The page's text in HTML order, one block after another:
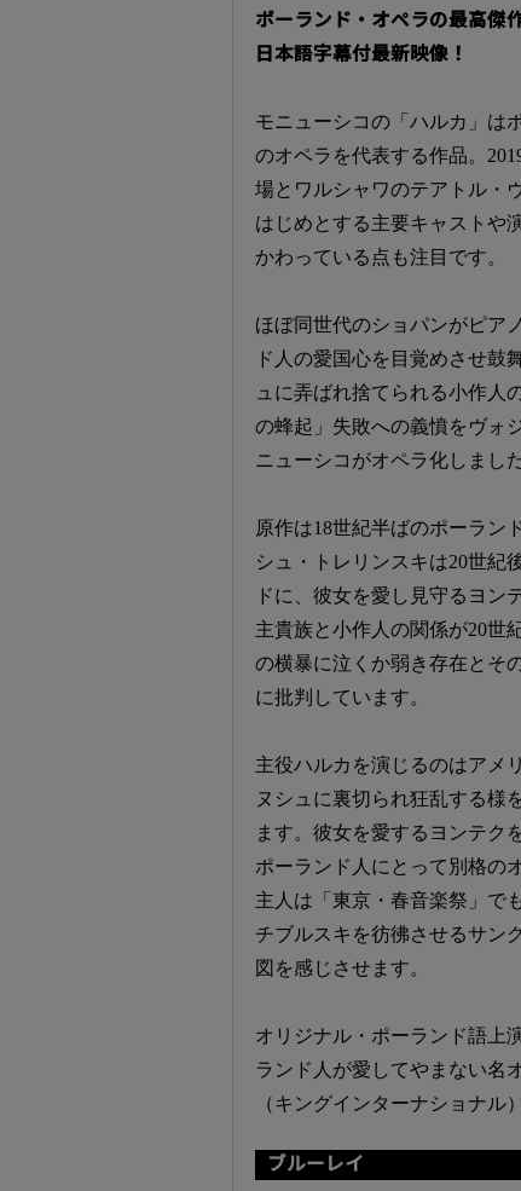
ポーランド・オペラの最高傑
日本語字幕付最新映像！
モニューシコの「ハルカ」は
のオペラを代表する作品。
場とワルシャワのテアトル・
はじめとする主要キャストや
かわっている点も注目です。
ほぼ同世代のショパンがピア
ド人の愛国心を目覚めさせ鼓
ュに弄ばれ捨てられる小作人
の蜂起」失敗への義憤をヴォ
ニューシコがオペラ化しました
原作は18世紀半ばのポーラン
シュ・トレリンスキは20世紀
ドに、彼女を愛し見守るヨン
主貴族と小作人の関係が20世
の横暴に泣くか弱き存在とそ
に批判しています。
主役ハルカを演じるのはアメ
ヌシュに裏切られ狂乱する様
ます。彼女を愛するヨンテク
ポーランド人にとって別格の
主人は「東京・春音楽祭」で
チブルスキを彷彿させるサン
図を感じさせます。
オリジナル・ポーランド語上
ランド人が愛してやまない名
（キングインターナショナル）
ブルーレイ